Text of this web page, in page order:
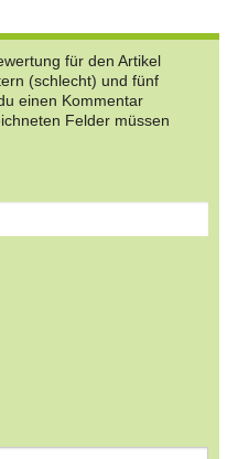
für den Artikel
(schlecht) und fünf
einen Kommentar
Felder müssen